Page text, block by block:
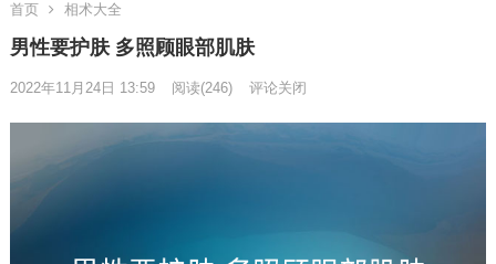
首页 相术大全
男性要护肤 多照顾眼部肌肤
2022年11月24日 13:59 阅读(246) 评论关闭